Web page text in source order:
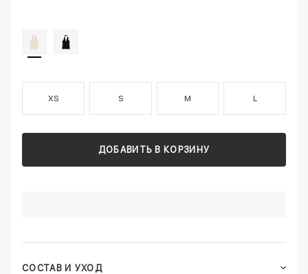
XS S M L
ДОБАВИТЬ В КОРЗИНУ
СОСТАВ И УХОД